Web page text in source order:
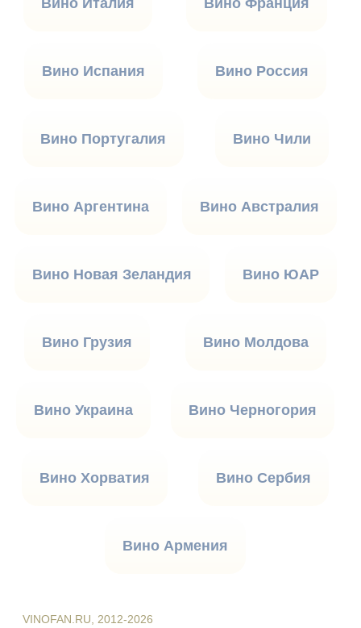
Вино Испания Вино Россия
Вино Португалия Вино Чили
Вино Аргентина Вино Австралия
Вино Новая Зеландия Вино ЮАР
Вино Грузия Вино Молдова
Вино Украина Вино Черногория
Вино Хорватия Вино Сербия
Вино Армения
VINOFAN.RU, 2012-2026